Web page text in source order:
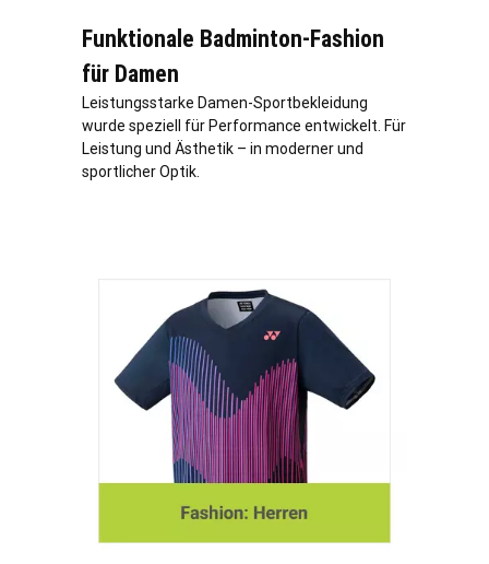
Funktionale Badminton-Fashion
für Damen
Leistungsstarke Damen-Sportbekleidung
wurde speziell für Performance entwickelt. Für
Leistung und Ästhetik – in moderner und
sportlicher Optik.